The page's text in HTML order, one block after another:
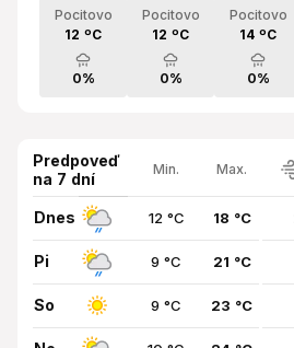
Pocitovo
12 ºC
0%
Pocitovo
12 ºC
0%
Pocitovo
14 ºC
0%
Predpoveď
na 7 dní
Min. Max.
Dnes 12 °C 18 °C
Pi 9 °C 21 °C
So 9 °C 23 °C